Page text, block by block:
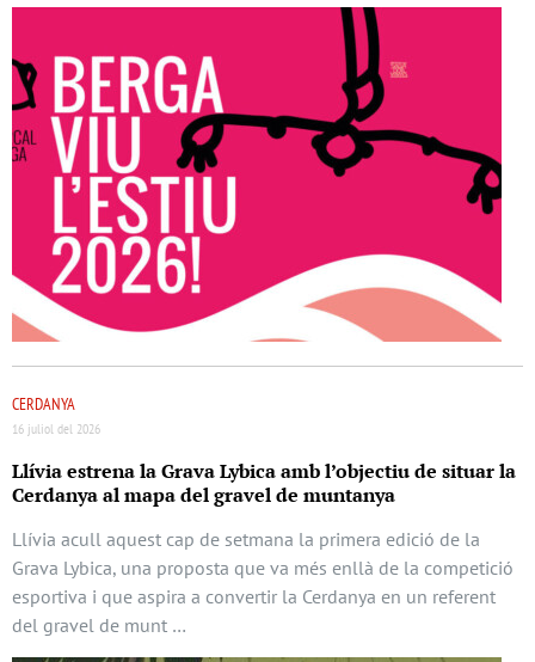
CERDANYA
16 juliol del 2026
Llívia estrena la Grava Lybica amb l’objectiu de situar la
Cerdanya al mapa del gravel de muntanya
Llívia acull aquest cap de setmana la primera edició de la
Grava Lybica, una proposta que va més enllà de la competició
esportiva i que aspira a convertir la Cerdanya en un referent
del gravel de munt …